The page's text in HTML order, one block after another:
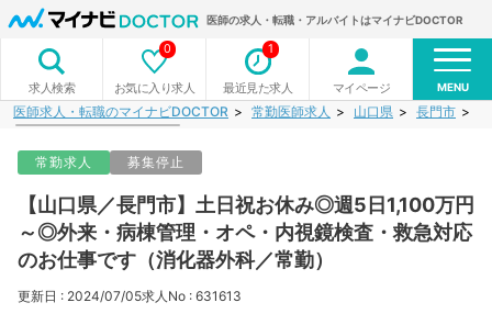
医師の求人・転職・アルバイトはマイナビDOCTOR
求人検索 お気に入り求人
0
最近見た求人
1
マイページ MENU
医師求人・転職のマイナビDOCTOR 常勤医師求人 山口県 長門市
常勤求人 募集停止
【山口県／長門市】土日祝お休み◎週5日1,100万円
～◎外来・病棟管理・オペ・内視鏡検査・救急対応
のお仕事です（消化器外科／常勤）
更新日 : 2024/07/05求人No : 631613